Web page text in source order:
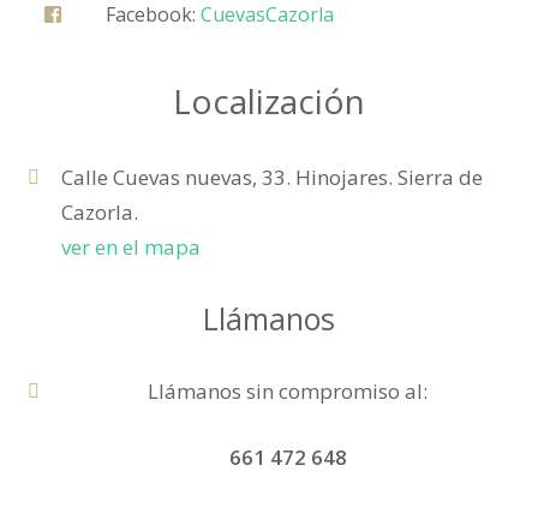
Facebook: CuevasCazorla
Localización
Calle Cuevas nuevas, 33. Hinojares. Sierra de
Cazorla.
ver en el mapa
Llámanos
Llámanos sin compromiso al:
661 472 648